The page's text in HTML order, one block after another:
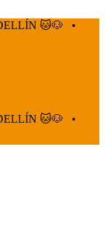
🐱🐶
•
🐱🐶
•